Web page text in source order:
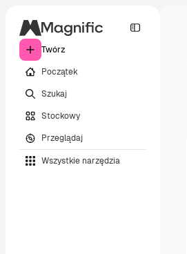
Twórz
Początek
Szukaj
Stockowy
Przeglądaj
Wszystkie narzędzia